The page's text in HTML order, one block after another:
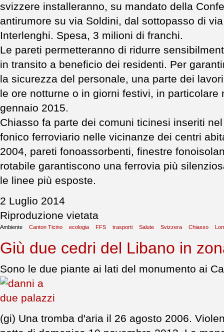
svizzere installeranno, su mandato della
antirumore su via Soldini, dal sottopasso di
Interlenghi. Spesa, 3 milioni di franchi.
Le pareti permetteranno di ridurre
in transito a beneficio dei residenti. Per
la sicurezza del personale, una parte dei
le ore notturne o in giorni festivi, in
gennaio 2015.
Chiasso fa parte dei comuni ticinesi inseriti
fonico ferroviario nelle vicinanze dei centri
2004, pareti fonoassorbenti, finestre
rotabile garantiscono una ferrovia più
le linee più esposte.
2 Luglio 2014
Riproduzione vietata
Ambiente Canton Ticino ecologia FFS trasporti Salute Svizzera Chiasso
Giù due cedri del Libano in
Sono le due piante ai lati del monumento ai
(gi) Una tromba d'aria il 26 agosto 2006.